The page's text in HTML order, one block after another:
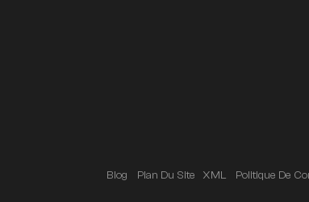
Blog Plan Du Site XML Politique De